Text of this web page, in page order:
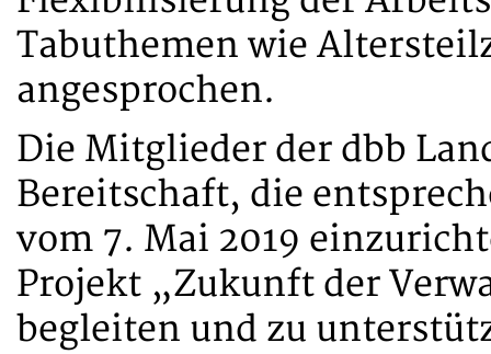
Tabuthemen wie
angesprochen.
Die Mitglieder der dbb
Bereitschaft, die
vom 7. Mai 2019
Projekt „Zukunft der
begleiten und zu